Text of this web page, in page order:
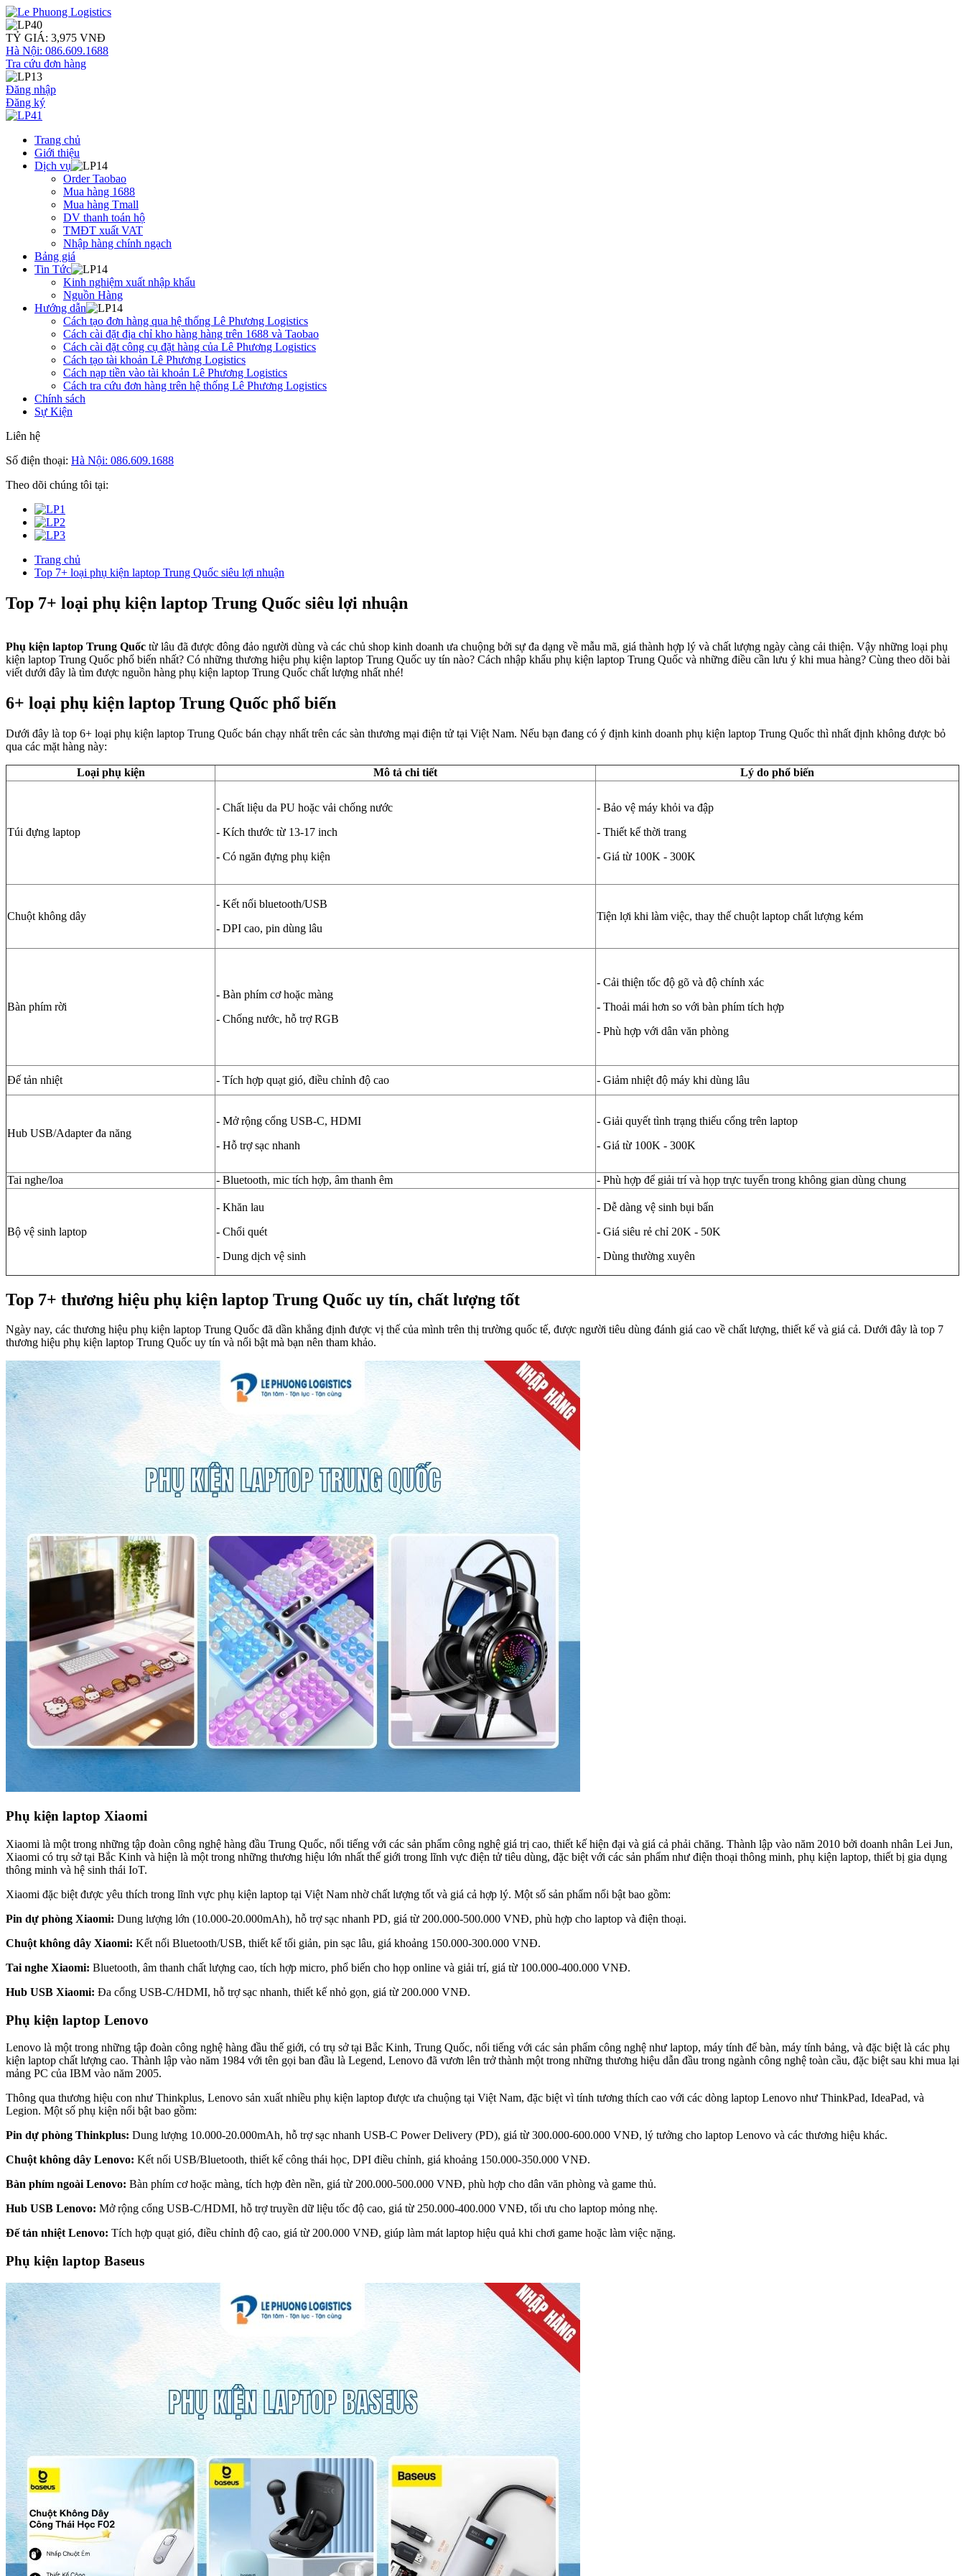
TỶ GIÁ: 3,975 VNĐ
Hà Nội: 086.609.1688
Tra cứu đơn hàng
Đăng nhập
Đăng ký
Trang chủ
Giới thiệu
Dịch vụ
Order Taobao
Mua hàng 1688
Mua hàng Tmall
DV thanh toán hộ
TMĐT xuất VAT
Nhập hàng chính ngạch
Bảng giá
Tin Tức
Kinh nghiệm xuất nhập khẩu
Nguồn Hàng
Hướng dẫn
Cách tạo đơn hàng qua hệ thống Lê Phương Logistics
Cách cài đặt địa chỉ kho hàng hàng trên 1688 và Taobao
Cách cài đặt công cụ đặt hàng của Lê Phương Logistics
Cách tạo tài khoản Lê Phương Logistics
Cách nạp tiền vào tài khoản Lê Phương Logistics
Cách tra cứu đơn hàng trên hệ thống Lê Phương Logistics
Chính sách
Sự Kiện
Liên hệ
Số điện thoại: Hà Nội: 086.609.1688
Theo dõi chúng tôi tại:
Trang chủ
Top 7+ loại phụ kiện laptop Trung Quốc siêu lợi nhuận
Top 7+ loại phụ kiện laptop Trung Quốc siêu lợi nhuận
Phụ kiện laptop Trung Quốc từ lâu đã được đông đảo người dùng và các chủ shop kinh doanh ưa chuộng bởi sự đa dạng về mẫu mã, giá thành hợp lý và chất lượng ngày càng cải thiện. Vậy những loại phụ
kiện laptop Trung Quốc phổ biến nhất? Có những thương hiệu phụ kiện laptop Trung Quốc uy tín nào? Cách nhập khẩu phụ kiện laptop Trung Quốc và những điều cần lưu ý khi mua hàng? Cùng theo dõi bài
viết dưới đây là tìm được nguồn hàng phụ kiện laptop Trung Quốc chất lượng nhất nhé!
6+ loại phụ kiện laptop Trung Quốc phổ biến
Dưới đây là top 6+ loại phụ kiện laptop Trung Quốc bán chạy nhất trên các sàn thương mại điện tử tại Việt Nam. Nếu bạn đang có ý định kinh doanh phụ kiện laptop Trung Quốc thì nhất định không được bỏ
qua các mặt hàng này:
Loại phụ kiện Mô tả chi tiết Lý do phổ biến
Túi đựng laptop
- Chất liệu da PU hoặc vải chống nước
- Kích thước từ 13-17 inch
- Có ngăn đựng phụ kiện
- Bảo vệ máy khỏi va đập
- Thiết kế thời trang
- Giá từ 100K - 300K
Chuột không dây
- Kết nối bluetooth/USB
- DPI cao, pin dùng lâu
Tiện lợi khi làm việc, thay thế chuột laptop chất lượng kém
Bàn phím rời
- Bàn phím cơ hoặc màng
- Chống nước, hỗ trợ RGB
- Cải thiện tốc độ gõ và độ chính xác
- Thoải mái hơn so với bàn phím tích hợp
- Phù hợp với dân văn phòng
Đế tản nhiệt - Tích hợp quạt gió, điều chỉnh độ cao - Giảm nhiệt độ máy khi dùng lâu
Hub USB/Adapter đa năng
- Mở rộng cổng USB-C, HDMI
- Hỗ trợ sạc nhanh
- Giải quyết tình trạng thiếu cổng trên laptop
- Giá từ 100K - 300K
Tai nghe/loa - Bluetooth, mic tích hợp, âm thanh êm - Phù hợp để giải trí và họp trực tuyến trong không gian dùng chung
Bộ vệ sinh laptop
- Khăn lau
- Chổi quét
- Dung dịch vệ sinh
- Dễ dàng vệ sinh bụi bẩn
- Giá siêu rẻ chỉ 20K - 50K
- Dùng thường xuyên
Top 7+ thương hiệu phụ kiện laptop Trung Quốc uy tín, chất lượng tốt
Ngày nay, các thương hiệu phụ kiện laptop Trung Quốc đã dần khẳng định được vị thế của mình trên thị trường quốc tế, được người tiêu dùng đánh giá cao về chất lượng, thiết kế và giá cả. Dưới đây là top 7
thương hiệu phụ kiện laptop Trung Quốc uy tín và nổi bật mà bạn nên tham khảo.
Phụ kiện laptop Xiaomi
Xiaomi là một trong những tập đoàn công nghệ hàng đầu Trung Quốc, nổi tiếng với các sản phẩm công nghệ giá trị cao, thiết kế hiện đại và giá cả phải chăng. Thành lập vào năm 2010 bởi doanh nhân Lei Jun,
Xiaomi có trụ sở tại Bắc Kinh và hiện là một trong những thương hiệu lớn nhất thế giới trong lĩnh vực điện tử tiêu dùng, đặc biệt với các sản phẩm như điện thoại thông minh, phụ kiện laptop, thiết bị gia dụng
thông minh và hệ sinh thái IoT.
Xiaomi đặc biệt được yêu thích trong lĩnh vực phụ kiện laptop tại Việt Nam nhờ chất lượng tốt và giá cả hợp lý. Một số sản phẩm nổi bật bao gồm:
Pin dự phòng Xiaomi: Dung lượng lớn (10.000-20.000mAh), hỗ trợ sạc nhanh PD, giá từ 200.000-500.000 VNĐ, phù hợp cho laptop và điện thoại.
Chuột không dây Xiaomi: Kết nối Bluetooth/USB, thiết kế tối giản, pin sạc lâu, giá khoảng 150.000-300.000 VNĐ.
Tai nghe Xiaomi: Bluetooth, âm thanh chất lượng cao, tích hợp micro, phổ biến cho họp online và giải trí, giá từ 100.000-400.000 VNĐ.
Hub USB Xiaomi: Đa cổng USB-C/HDMI, hỗ trợ sạc nhanh, thiết kế nhỏ gọn, giá từ 200.000 VNĐ.
Phụ kiện laptop Lenovo
Lenovo là một trong những tập đoàn công nghệ hàng đầu thế giới, có trụ sở tại Bắc Kinh, Trung Quốc, nổi tiếng với các sản phẩm công nghệ như laptop, máy tính để bàn, máy tính bảng, và đặc biệt là các phụ
kiện laptop chất lượng cao. Thành lập vào năm 1984 với tên gọi ban đầu là Legend, Lenovo đã vươn lên trở thành một trong những thương hiệu dẫn đầu trong ngành công nghệ toàn cầu, đặc biệt sau khi mua lại
mảng PC của IBM vào năm 2005.
Thông qua thương hiệu con như Thinkplus, Lenovo sản xuất nhiều phụ kiện laptop được ưa chuộng tại Việt Nam, đặc biệt vì tính tương thích cao với các dòng laptop Lenovo như ThinkPad, IdeaPad, và
Legion. Một số phụ kiện nổi bật bao gồm:
Pin dự phòng Thinkplus: Dung lượng 10.000-20.000mAh, hỗ trợ sạc nhanh USB-C Power Delivery (PD), giá từ 300.000-600.000 VNĐ, lý tưởng cho laptop Lenovo và các thương hiệu khác.
Chuột không dây Lenovo: Kết nối USB/Bluetooth, thiết kế công thái học, DPI điều chỉnh, giá khoảng 150.000-350.000 VNĐ.
Bàn phím ngoài Lenovo: Bàn phím cơ hoặc màng, tích hợp đèn nền, giá từ 200.000-500.000 VNĐ, phù hợp cho dân văn phòng và game thủ.
Hub USB Lenovo: Mở rộng cổng USB-C/HDMI, hỗ trợ truyền dữ liệu tốc độ cao, giá từ 250.000-400.000 VNĐ, tối ưu cho laptop mỏng nhẹ.
Đế tản nhiệt Lenovo: Tích hợp quạt gió, điều chỉnh độ cao, giá từ 200.000 VNĐ, giúp làm mát laptop hiệu quả khi chơi game hoặc làm việc nặng.
Phụ kiện laptop Baseus